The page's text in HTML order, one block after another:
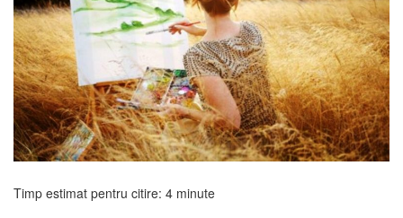
Timp estimat pentru citire: 4 minute